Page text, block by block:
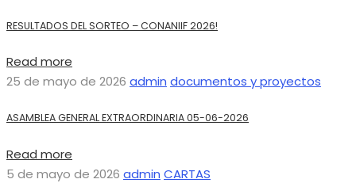
RESULTADOS DEL SORTEO – CONANIIF 2026!
Read more
25 de mayo de 2026 admin documentos y proyectos
ASAMBLEA GENERAL EXTRAORDINARIA 05-06-2026
Read more
5 de mayo de 2026 admin CARTAS